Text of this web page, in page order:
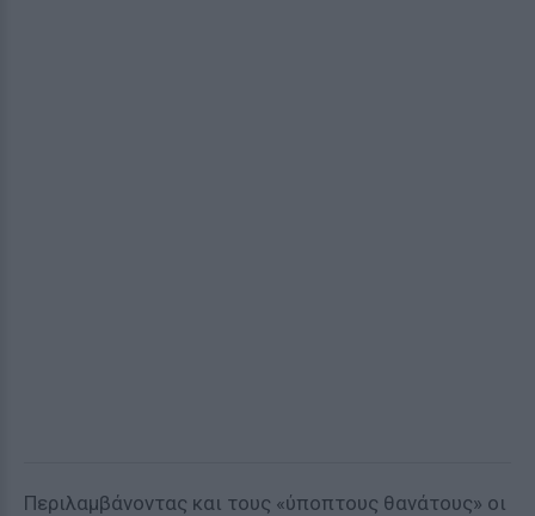
Περιλαμβάνοντας και τους «ύποπτους θανάτους» οι